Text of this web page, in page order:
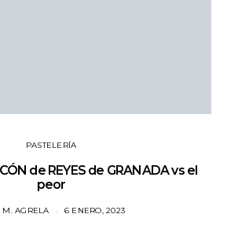
PASTELERÍA
de REYES de GRANADA vs el
peor
M. AGRELA 6 ENERO, 2023